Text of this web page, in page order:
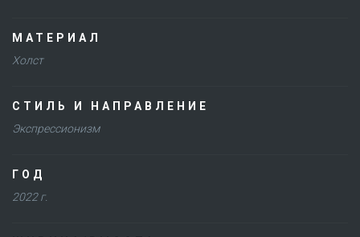
МАТЕРИАЛ
Холст
СТИЛЬ И НАПРАВЛЕНИЕ
Экспрессионизм
ГОД
2022 г.